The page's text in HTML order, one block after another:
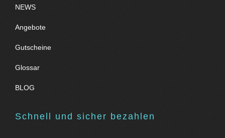
NEWS
Angebote
Gutscheine
Glossar
BLOG
Schnell und sicher bezahlen